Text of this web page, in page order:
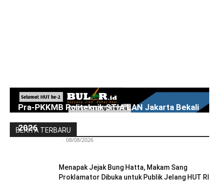
BERITA TERBARU
Pra-PKKMB Politeknik STIA LAN Jakarta Bekali
2026
- 08/08/2026
Menapak Jejak Bung Hatta, Makam Sang
Proklamator Dibuka untuk Publik Jelang HUT RI